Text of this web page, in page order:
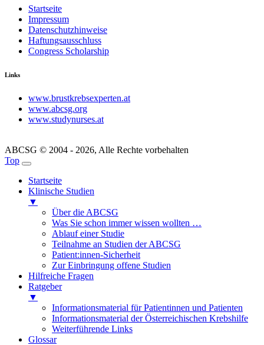
Startseite
Impressum
Datenschutzhinweise
Haftungsausschluss
Congress Scholarship
Links
www.brustkrebsexperten.at
www.abcsg.org
www.studynurses.at
ABCSG © 2004 - 2026, Alle Rechte vorbehalten
Top
Startseite
Klinische Studien
▼
Über die ABCSG
Was Sie schon immer wissen wollten …
Ablauf einer Studie
Teilnahme an Studien der ABCSG
Patient:innen-Sicherheit
Zur Einbringung offene Studien
Hilfreiche Fragen
Ratgeber
▼
Informationsmaterial für Patientinnen und Patienten
Informationsmaterial der Österreichischen Krebshilfe
Weiterführende Links
Glossar